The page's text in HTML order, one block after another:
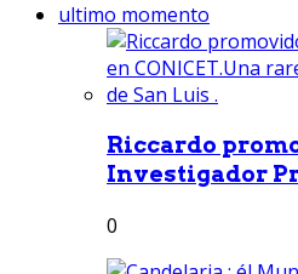
ultimo momento
Riccardo
Investigador
0